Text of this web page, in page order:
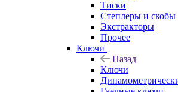
Тиски
Степлеры и скобы
Экстракторы
Прочее
Ключи
Назад
Ключи